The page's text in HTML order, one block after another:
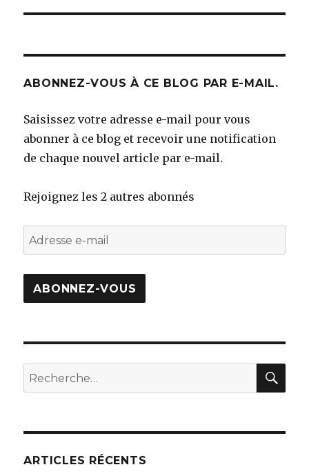
ABONNEZ-VOUS À CE BLOG PAR E-MAIL.
Saisissez votre adresse e-mail pour vous
abonner à ce blog et recevoir une notification
de chaque nouvel article par e-mail.
Rejoignez les 2 autres abonnés
Adresse
e-
mail
ABONNEZ-VOUS
Recherche
pour
ARTICLES RÉCENTS